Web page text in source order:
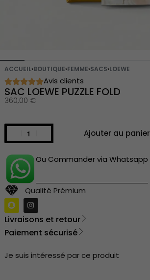
ACCUEIL›BOUTIQUE›FEMME›SACS›LOEWE
Avis clients
SAC LOEWE PUZZLE FOLD
360,00 €
Ajouter au panier
Ou Commander via Whatsapp
Qualité Prémium
Livraisons et retour
Paiement sécurisé
Je suis intéressé par ce produit